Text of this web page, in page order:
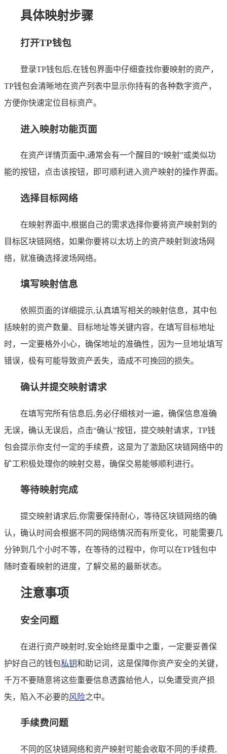
具体映射步骤
打开TP钱包
登录TP钱包后,在钱包界面中仔细查找你要映射的资产，
TP钱包会清晰地在资产列表中显示你持有的各种数字资产，
方便你快速定位目标资产。
进入映射功能页面
在资产详情页面中,通常会有一个醒目的“映射”或类似功
能的按钮，点击该按钮，即可顺利进入资产映射的操作界面。
选择目标网络
在映射界面中,根据自己的需求选择你要将资产映射到的
目标区块链网络，如果你要将以太坊上的资产映射到波场网
络，就准确选择波场网络。
填写映射信息
依照页面的详细提示,认真填写相关的映射信息，其中包
括映射的资产数量、目标地址等关键内容，在填写目标地址
时，一定要格外小心，确保地址的准确性，因为一旦地址填写
错误，极有可能导致资产丢失，造成不可挽回的损失。
确认并提交映射请求
在填写完所有信息后,务必仔细核对一遍，确保信息准确
无误，确认无误后，点击“确认”按钮，提交映射请求，TP钱
包会提示你支付一定的手续费，这是为了激励区块链网络中的
矿工积极处理你的映射交易，确保交易能够顺利进行。
等待映射完成
提交映射请求后,你需要保持耐心，等待区块链网络的确
认，确认时间会根据不同的网络情况而有所变化，可能需要几
分钟到几个小时不等，在等待的过程中，你可以在TP钱包中
随时查看映射的进度，了解交易的最新状态。
注意事项
安全问题
在进行资产映射时,安全始终是重中之重，一定要妥善保
护好自己的钱包私钥和助记词，这是保障你资产安全的关键，
千万不要随意将这些重要信息透露给他人，以免遭受资产损
失，陷入不必要的风险之中。
手续费问题
不同的区块链网络和资产映射可能会收取不同的手续费,